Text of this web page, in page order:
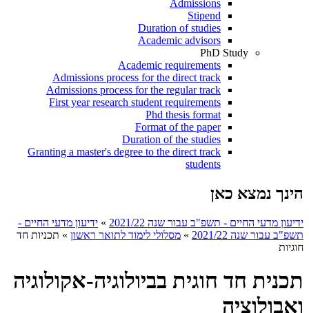
Admissions
Stipend
Duration of studies
Academic advisors
PhD Study
Academic requirements
Admissions process for the direct track
Admissions process for the regular track
First year research student requirements
Phd thesis format
Format of the paper
Duration of the studies
Granting a master's degree to the direct track
students
הינך נמצא כאן
ידיעון מדעי החיים - תשפ"ב עבור שנה 2021/22 » ידיעון מדעי החיים -
תשפ"ב עבור שנה 2021/22
» מסלולי לימוד לתואר ראשון » תכניות חד
חוגיות
תכנית חד חוגית בביולוגיה-אקולוגיה
ואבולוציה